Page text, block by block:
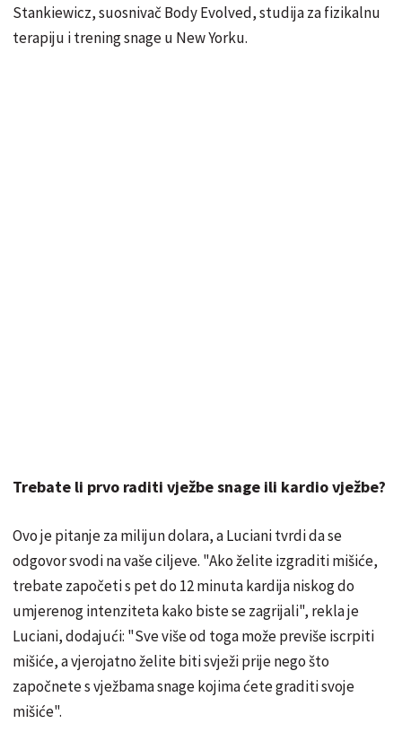
Stankiewicz, suosnivač Body Evolved, studija za fizikalnu
terapiju i trening snage u New Yorku.
Trebate li prvo raditi vježbe snage ili kardio vježbe?
Ovo je pitanje za milijun dolara, a Luciani tvrdi da se
odgovor svodi na vaše ciljeve. "Ako želite izgraditi mišiće,
trebate započeti s pet do 12 minuta kardija niskog do
umjerenog intenziteta kako biste se zagrijali", rekla je
Luciani, dodajući: "Sve više od toga može previše iscrpiti
mišiće, a vjerojatno želite biti svježi prije nego što
započnete s vježbama snage kojima ćete graditi svoje
mišiće".